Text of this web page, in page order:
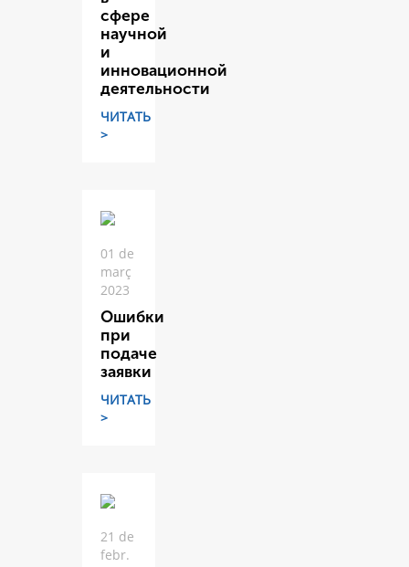
сфере
научной
и
инновационной
деятельности
ЧИТАТЬ
>
01 de
març
2023
Ошибки
при
подаче
заявки
ЧИТАТЬ
>
21 de
febr.